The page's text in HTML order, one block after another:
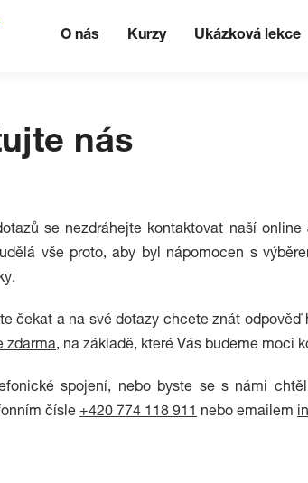
O nás Kurzy Ukázková lekce
nás
se nezdráhejte kontaktovat naší
vše proto, aby byl nápomocen s
čekat a na své dotazy chcete znát odpověď
zdarma, na základě, které Vás budeme moci
spojení, nebo byste se s námi
čísle +420 774 118 911 nebo emailem